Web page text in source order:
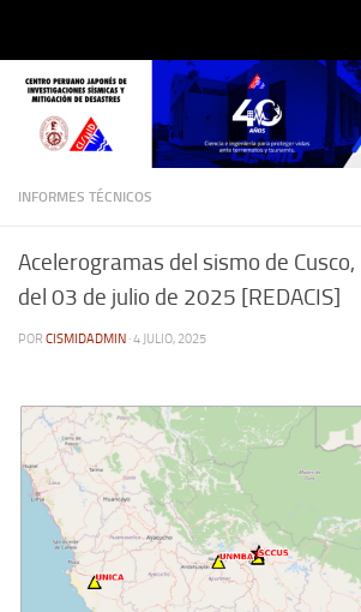
INFORMES TÉCNICOS
Acelerogramas del sismo de Cusco,
del 03 de julio de 2025 [REDACIS]
POR CISMIDADMIN ·4 JULIO, 2025